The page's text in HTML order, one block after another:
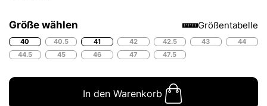
Größe wählen Größentabelle
40 40.5 41 42 42.5 43
44
44.5
45 46 47 47.5
In den Warenkorb